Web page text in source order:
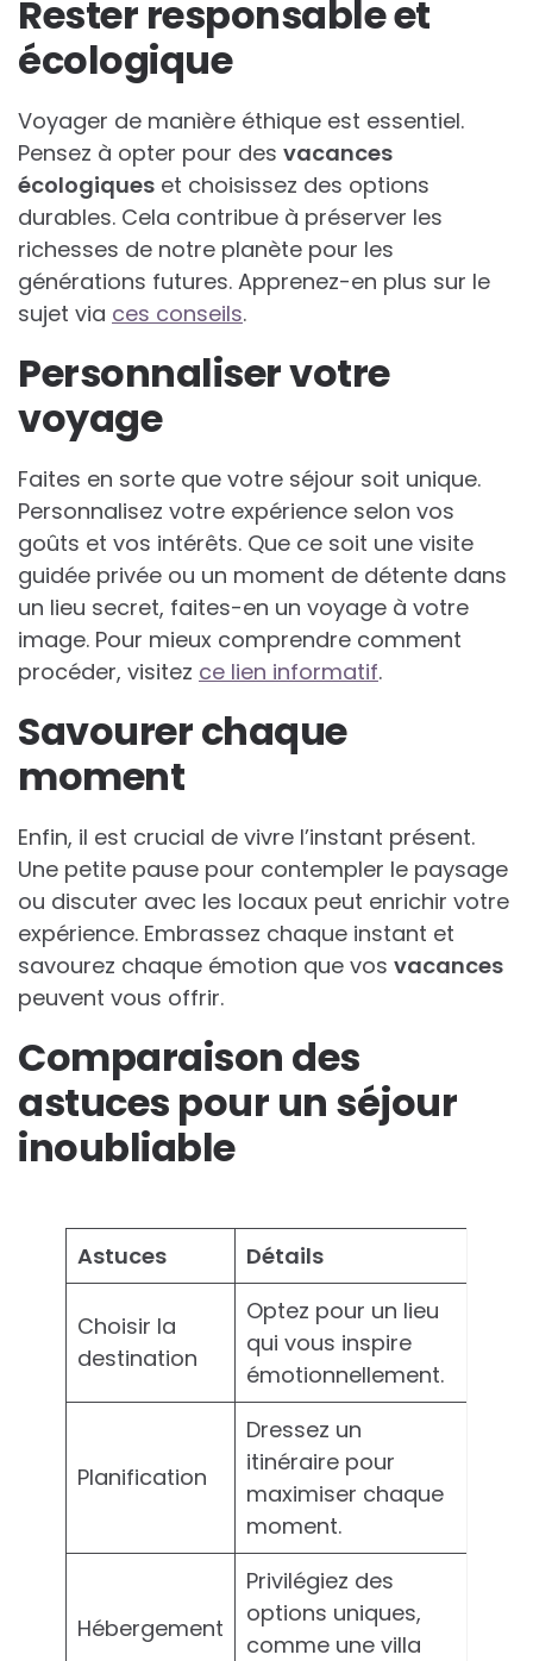
Rester responsable et
écologique
Voyager de manière éthique est essentiel.
Pensez à opter pour des vacances
écologiques et choisissez des options
durables. Cela contribue à préserver les
richesses de notre planète pour les
générations futures. Apprenez-en plus sur le
sujet via ces conseils.
Personnaliser votre
voyage
Faites en sorte que votre séjour soit unique.
Personnalisez votre expérience selon vos
goûts et vos intérêts. Que ce soit une visite
guidée privée ou un moment de détente dans
un lieu secret, faites-en un voyage à votre
image. Pour mieux comprendre comment
procéder, visitez ce lien informatif.
Savourer chaque
moment
Enfin, il est crucial de vivre l’instant présent.
Une petite pause pour contempler le paysage
ou discuter avec les locaux peut enrichir votre
expérience. Embrassez chaque instant et
savourez chaque émotion que vos vacances
peuvent vous offrir.
Comparaison des
astuces pour un séjour
inoubliable
Astuces Détails
Choisir la
destination
Optez pour un lieu
qui vous inspire
émotionnellement.
Planification
Dressez un
itinéraire pour
maximiser chaque
moment.
Hébergement
Privilégiez des
options uniques,
comme une villa